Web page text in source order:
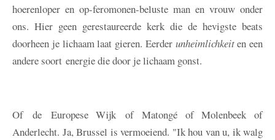
hoerenloper en op-feromonen-beluste man en vrouw onder
ons. Hier geen gerestaureerde kerk die de hevigste beats
doorheen je lichaam laat gieren. Eerder unheimlichkeiten een
andere soort energie die door je lichaam gonst.
Of de Europese Wijk of Matongé of Molenbeek of
Anderlecht. Ja, Brussel is vermoeiend. "Ik hou van u, ik walg